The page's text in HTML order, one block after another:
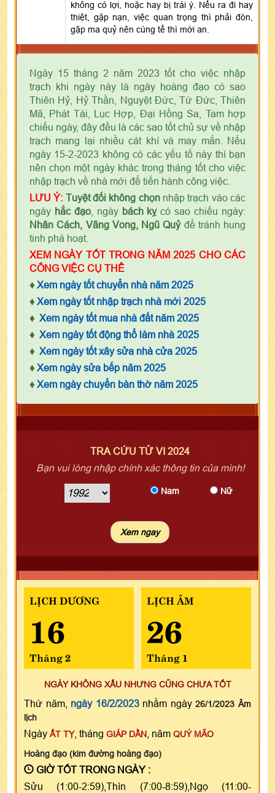
không có lợi, hoặc hay bị trái ý. Nếu ra đi hay
thiệt, gặp nạn, việc quan trọng thì phải đòn,
gặp ma quỷ nên cúng tế thì mới an.
Ngày 15 tháng 2 năm 2023 tốt cho việc nhập
trạch khi ngày này là ngày hoàng đạo có sao
Thiên Hỷ, Hỷ Thần, Nguyệt Đức, Tứ Đức, Thiên
Mã, Phát Tài, Lục Hợp, Đại Hồng Sa, Tam hợp
chiếu ngày, đây đều là các sao tốt chủ sự về nhập
trạch mang lại nhiều cát khí và may mắn. Nếu
ngày 15-2-2023 không có các yếu tố này thì bạn
nên chọn một ngày khác trong tháng tốt cho việc
nhập trạch về nhà mới để tiến hành công việc.
LƯU Ý: Tuyệt đối không chọnnhập trạch vào các
ngày hắc đạo, ngày bách kỵcó sao chiếu ngày:
Nhân Cách, Vãng Vong, Ngũ Quỷđể tránh hung
tinh phá hoạt.
XEM NGÀY TỐT TRONG NĂM 2025 CHO CÁC
CÔNG VIỆC CỤ THỂ
♦ Xem ngày tốt chuyển nhà năm 2025
♦ Xem ngày tốt nhập trạch nhà mới 2025
♦ Xem ngày tốt mua nhà đất năm 2025
♦ Xem ngày tốt động thổ làm nhà 2025
♦ Xem ngày tốt xây sửa nhà cửa 2025
♦ Xem ngày sửa bếp năm 2025
♦ Xem ngày chuyển bàn thờ năm 2025
TRA CỨU TỬ VI 2024
Bạn vui lòng nhập chính xác thông tin của mình!
Nam Nữ
LỊCH DƯƠNG
16
Tháng 2
LỊCH ÂM
26
Tháng 1
NGÀY KHÔNG XẤU NHƯNG CŨNG CHƯA TỐT
Thứ năm, ngày 16/2/2023nhằm ngày26/1/2023 Âm
lịch
Ngày ẤT TỴ, tháng GIÁP DẦN , năm QUÝ MÃO
Hoàng đạo (kim đường hoàng đạo)
GIỜ TỐT TRONG NGÀY :
Sửu (1:00-2:59),Thìn (7:00-8:59),Ngọ (11:00-